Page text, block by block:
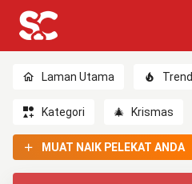
Laman Utama Trend
Kategori 🎄 Krismas
MUAT NAIK PELEKAT ANDA